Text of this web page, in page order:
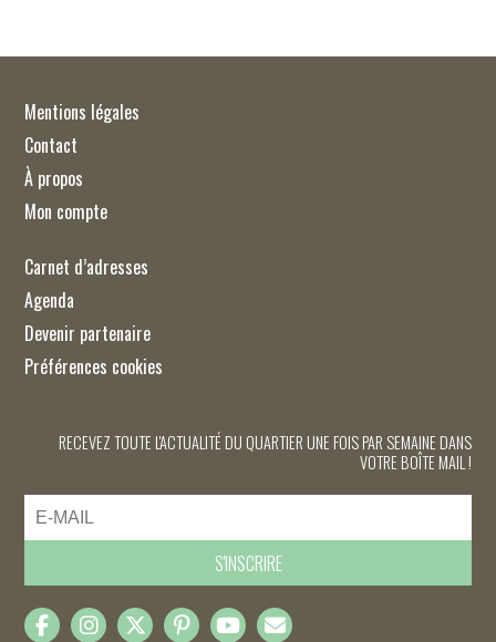
Mentions légales
Contact
À propos
Mon compte
Carnet d’adresses
Agenda
Devenir partenaire
Préférences cookies
RECEVEZ TOUTE L'ACTUALITÉ DU QUARTIER UNE FOIS PAR SEMAINE DANS
VOTRE BOÎTE MAIL !